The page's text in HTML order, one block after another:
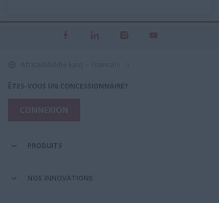
ÊTES-VOUS UN CONCESSIONNAIRE?
PRODUITS
NOS INNOVATIONS